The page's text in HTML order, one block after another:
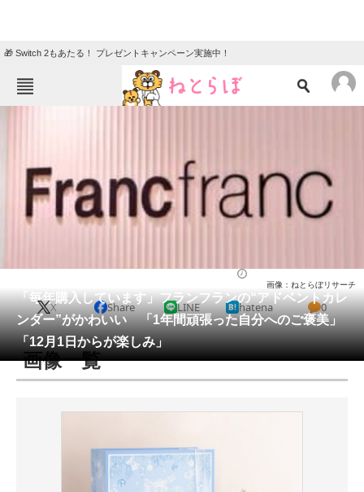
🎁 Switch 2もあたる！ プレゼントキャンペーン実施中！
エンタメ クイズ
グルメ
会員記事
メディア
注目記事を集めた総合ページ
進化するPCとデバイスの未来
「毎年購入しています」フランフランの“アドベントカレ
ンダー”がかわいい 「1年間頑張った自分へのご褒美」
「12月1日からが楽しみ」
画像：ねとらぼリサーチ
X Share LINE hatena 0
画像一覧